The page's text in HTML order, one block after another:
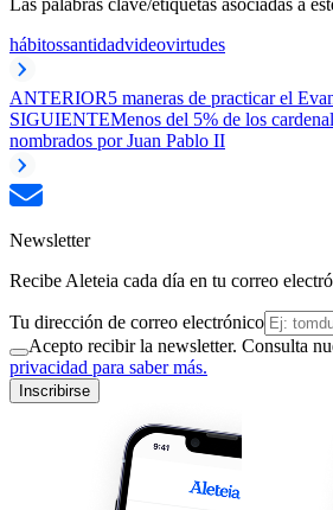
hábitossantidadvideovirtudes
ANTERIOR5 maneras de practicar el
SIGUIENTEMenos del 5% de los
nombrados por Juan Pablo II
Newsletter
Recibe Aleteia cada día en tu correo
Tu dirección de correo electrónico
Acepto recibir la newsletter. Consulta
privacidad para saber más.
Inscribirse